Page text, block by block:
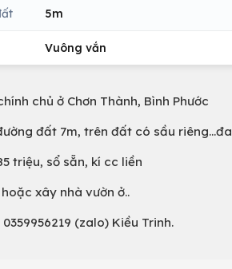
5m
Vuông vắn
chủ ở Chơn Thành, Bình Phước
đất 7m, trên đất có sầu
triệu, sổ sẵn, kí cc liền
xây nhà vườn ở..
(zalo) Kiều Trinh.